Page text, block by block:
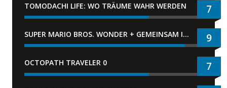
TOMODACHI LIFE: WO TRÄUME WAHR WERDEN 7
SUPER MARIO BROS. WONDER + GEMEINSAM IM BELLABEL-PARK 9
OCTOPATH TRAVELER 0 7